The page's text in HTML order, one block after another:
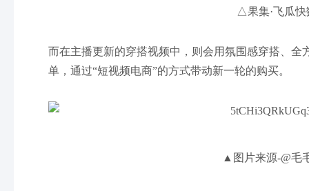
△果集·飞瓜
而在主播更新的穿搭视频中，则会用氛围感穿搭、
单，通过“短视频电商”的方式带动新一轮的购买。
▲图片来源-@毛